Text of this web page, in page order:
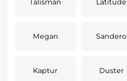
Talisman Latitude
Megan Sandero
Kaptur Duster